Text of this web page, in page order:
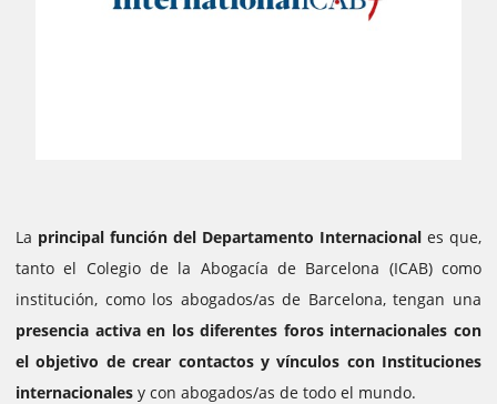
La principal función del Departamento Internacional es que,
tanto el Colegio de la Abogacía de Barcelona (ICAB) como
institución, como los abogados/as de Barcelona, tengan una
presencia activa en los diferentes foros internacionales con
el objetivo de crear contactos y vínculos con Instituciones
internacionales y con abogados/as de todo el mundo.